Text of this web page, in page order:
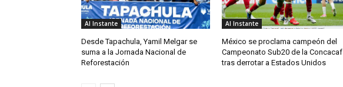
Al Instante
Desde Tapachula, Yamil Melgar se
suma a la Jornada Nacional de
Reforestación
Al Instante
México se proclama campeón del
Campeonato Sub20 de la Concacaf
tras derrotar a Estados Unidos